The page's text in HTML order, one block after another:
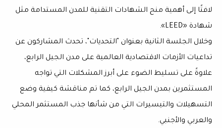
لافتًا إلى أهمية منح الشهادات التقنية للمدن المستدامة مثل
شهادة «LEED».
وخلال الجلسة الثانية بعنوان "التحديات"، تحدث المشاركون عن
تداعيات الأزمات الاقتصادية العالمية على مدن الجيل الرابع،
علاوةً على تسليط الضوء على أبرز المشكلات التي تواجه
المستثمرين بمدن الجيل الرابع، كما تم مناقشة كيفية وضع
التسهيلات والتيسيرات التي من شأنها جذب المستثمر المحلي
والعربي والأجنبي.